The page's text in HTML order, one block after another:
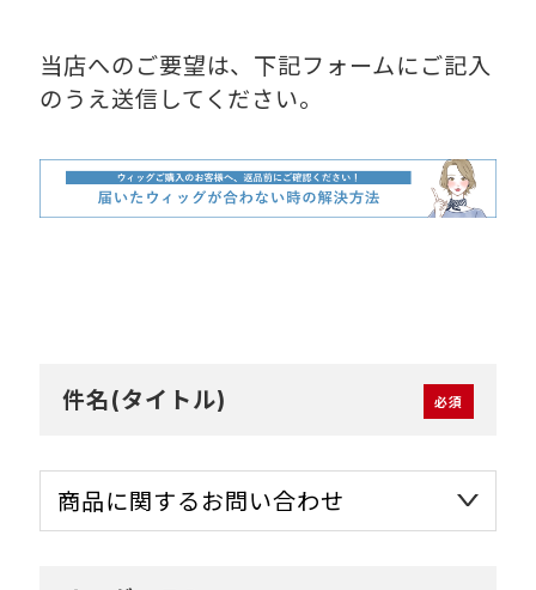
当店へのご要望は、下記フォームにご記入
のうえ送信してください。
件名(タイトル)